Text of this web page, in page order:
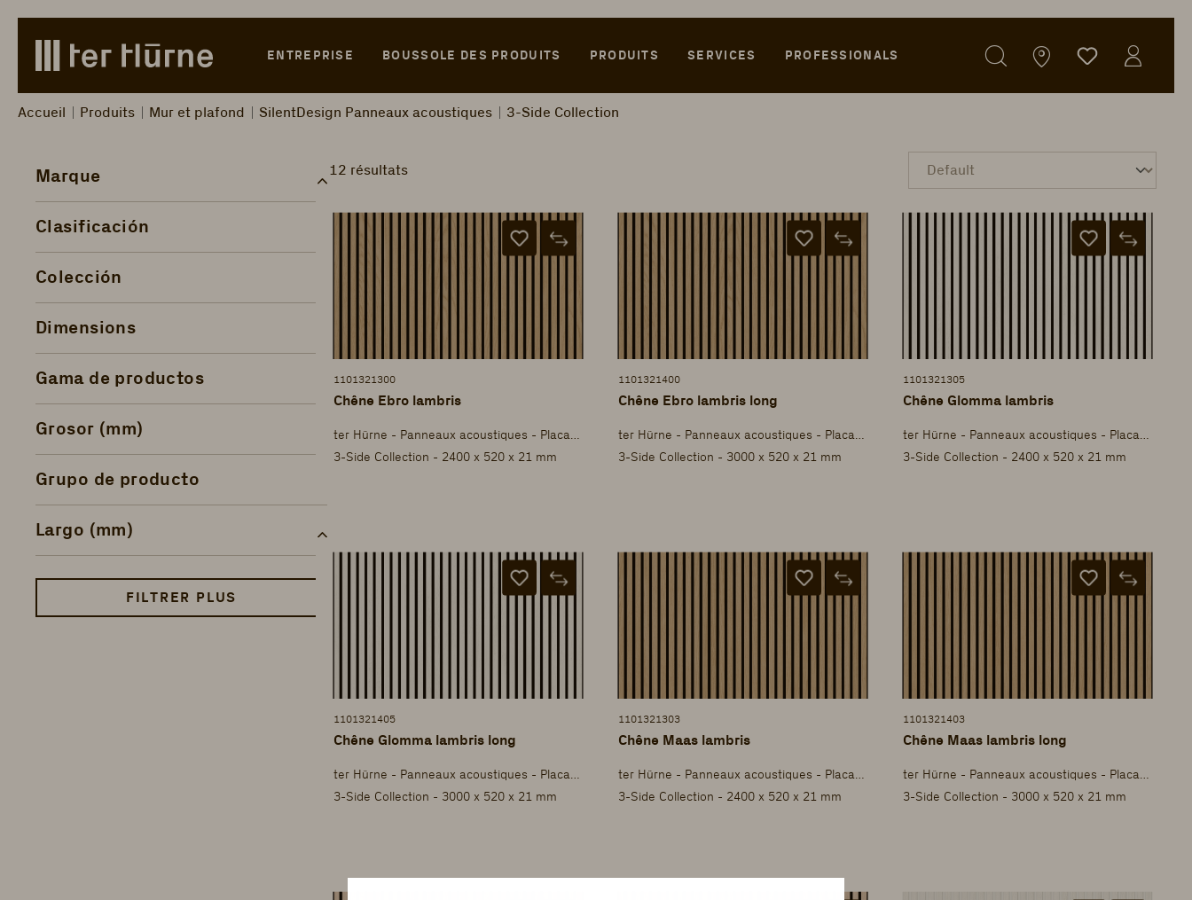
to main content
Skip to search
Skip to main navigation
ENTREPRISE BOUSSOLE DES PRODUITS PRODUITS SERVICES PROFESSIONALS
Accueil Produits Mur et plafond SilentDesign Panneaux acoustiques 3-Side Collection
Marque
Clasificación
Colección
Dimensions
Gama de productos
Grosor (mm)
Grupo de producto
Largo (mm)
FILTRER PLUS
12 résultats
1101321300
Chêne Ebro lambris
ter Hürne - Panneaux acoustiques - Placage
3-Side Collection - 2400 x 520 x 21 mm
1101321400
Chêne Ebro lambris long
ter Hürne - Panneaux acoustiques - Placage
3-Side Collection - 3000 x 520 x 21 mm
1101321305
Chêne Glomma lambris
ter Hürne - Panneaux acoustiques - Placage
3-Side Collection - 2400 x 520 x 21 mm
1101321405
Chêne Glomma lambris long
ter Hürne - Panneaux acoustiques - Placage
3-Side Collection - 3000 x 520 x 21 mm
1101321303
Chêne Maas lambris
ter Hürne - Panneaux acoustiques - Placage
3-Side Collection - 2400 x 520 x 21 mm
1101321403
Chêne Maas lambris long
ter Hürne - Panneaux acoustiques - Placage
3-Side Collection - 3000 x 520 x 21 mm